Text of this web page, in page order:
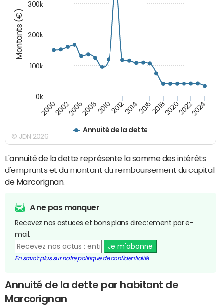
Montants (€)
Annuité de la dette
200020022006200820102012201420162018202020222024
0k
100k
200k
300k
© JDN 2026
L'annuité de la dette représente la somme des intérêts
d'emprunts et du montant du remboursement du capital
de Marcorignan.
A ne pas manquer
Recevez nos astuces et bons plans directement par e-
mail.
Je m'abonne
En savoir plus sur notre politique de confidentialité
Annuité de la dette par habitant de
Marcorignan